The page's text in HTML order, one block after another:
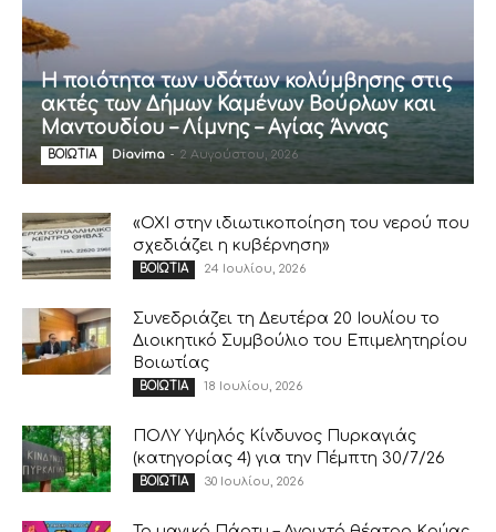
Η ποιότητα των υδάτων κολύμβησης στις
ακτές των Δήμων Καμένων Βούρλων και
Μαντουδίου – Λίμνης – Αγίας Άννας
ΒΟΙΩΤΙΑ Diavima - 2 Αυγούστου, 2026
«ΟΧΙ στην ιδιωτικοποίηση του νερού που
σχεδιάζει η κυβέρνηση»
ΒΟΙΩΤΙΑ 24 Ιουλίου, 2026
Συνεδριάζει τη Δευτέρα 20 Ιουλίου το
Διοικητικό Συμβούλιο του Επιμελητηρίου
Βοιωτίας
ΒΟΙΩΤΙΑ 18 Ιουλίου, 2026
ΠΟΛΥ Υψηλός Κίνδυνος Πυρκαγιάς
(κατηγορίας 4) για την Πέμπτη 30/7/26
ΒΟΙΩΤΙΑ 30 Ιουλίου, 2026